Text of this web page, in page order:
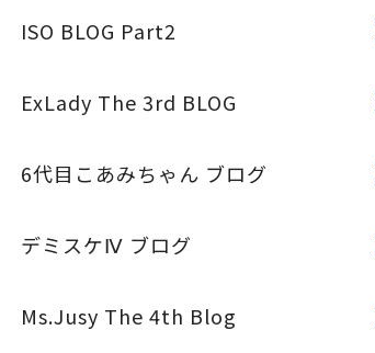
ISO BLOG Part2
ExLady The 3rd BLOG
6代目こあみちゃん ブログ
デミスケⅣ ブログ
Ms.Jusy The 4th Blog